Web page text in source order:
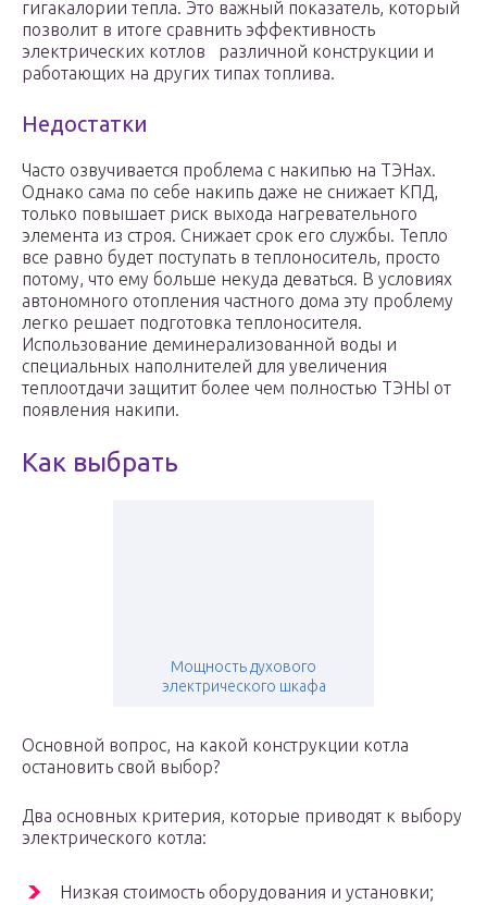
гигакалории тепла. Это важный показатель, который
позволит в итоге сравнить эффективность
электрических котлов различной конструкции и
работающих на других типах топлива.
Недостатки
Часто озвучивается проблема с накипью на ТЭНах.
Однако сама по себе накипь даже не снижает КПД,
только повышает риск выхода нагревательного
элемента из строя. Снижает срок его службы. Тепло
все равно будет поступать в теплоноситель, просто
потому, что ему больше некуда деваться. В условиях
автономного отопления частного дома эту проблему
легко решает подготовка теплоносителя.
Использование деминерализованной воды и
специальных наполнителей для увеличения
теплоотдачи защитит более чем полностью ТЭНЫ от
появления накипи.
Как выбрать
Мощность духового
электрического шкафа
Основной вопрос, на какой конструкции котла
остановить свой выбор?
Два основных критерия, которые приводят к выбору
электрического котла:
Низкая стоимость оборудования и установки;